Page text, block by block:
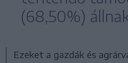
(68,50%)
Ezeket a gazdák és